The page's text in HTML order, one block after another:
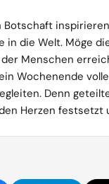
in die Welt. Möge
Menschen
Wochenende
Denn
Herzen festsetzt